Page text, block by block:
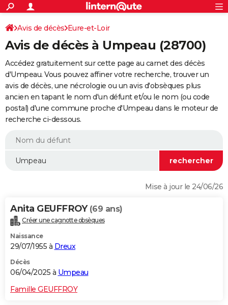
ACTUALITÉS
Politique
Société
Faits Divers
Education
Monde
Villes
+
SPORT
Coupe du monde 2026
Football
Tennis
Cyclisme
Rugby
Forum
Programme TV
TNT
Streaming
Cinéma
Sorties cinéma
Musique
+
FINANCE
Retraite
Impôts
Epargne
Immobilier
Risques naturels par ville
Banque
Assurance
Crédit
AUTO
Essais
Réserver un essai
Citadines
Berlines
SUV
Forum auto
+HIGH-TECH
BRICOLAGE
WEEK-END
Alimentation
Guide de la santé
Maladies
Médicaments
Sommeil
VOYAGE
Destinations
City break
Voyage nature
Voyage de noces
Forum
Climat
+PHOTO
GUIDES D'ACHAT
S'inscrire
Connexion
Avis de décès Eure-et-Loir
Avis de décès à Umpeau (28700)
Accédez gratuitement sur cette page au carnet des décès
d'Umpeau. Vous pouvez affiner votre recherche, trouver un
avis de décès, une nécrologie ou un avis d'obsèques plus
ancien en tapant le nom d'un défunt et/ou le nom (ou code
postal) d'une commune proche d'Umpeau dans le moteur de
recherche ci-dessous.
Mise à jour le 24/06/26
Anita GEUFFROY (69 ans)
Créer une cagnotte obsèques
Naissance
29/07/1955 à Dreux
Décès
06/04/2025 à Umpeau
Famille GEUFFROY